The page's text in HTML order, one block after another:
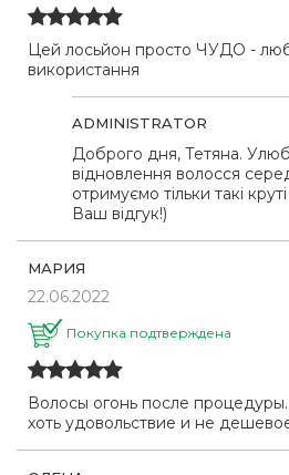
Цей лосьйон просто ЧУДО -
використання
ADMINISTRATOR
Доброго дня, Тетяна.
відновлення волосся
отримуємо тільки такі
Ваш відгук!)
МАРИЯ
22.06.2022
Покупка подтверждена
Волосы огонь после
хоть удовольствие и не